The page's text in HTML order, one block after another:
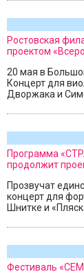
Ростовская
проектом
20 мая в
Концерт для
Дворжака и
Программа
продолжит
Прозвучат
концерт для
Шнитке и
Фестиваль